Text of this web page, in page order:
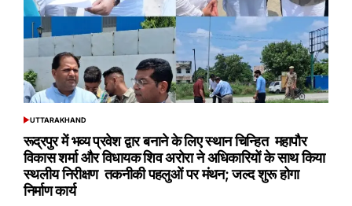
POSTED
UTTARAKHAND
रूद्रपुर में भव्य प्रवेश द्वार बनाने के लिए स्थान चिन्हित महापौर
विकास शर्मा और विधायक शिव अरोरा ने अधिकारियों के साथ किया
स्थलीय निरीक्षण तकनीकी पहलुओं पर मंथन; जल्द शुरू होगा
निर्माण कार्य